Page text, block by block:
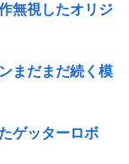
無視したオリジ
まだまだ続く模
ゲッターロボ